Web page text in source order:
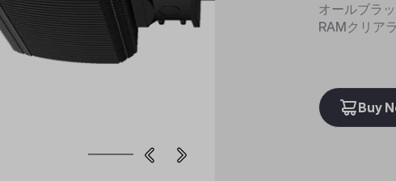
オールブラ
RAMクリア
Buy